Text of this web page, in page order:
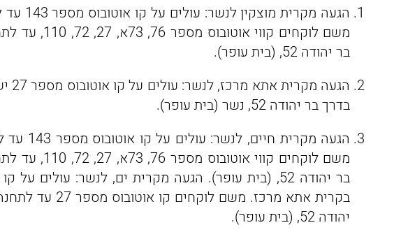
הגעה
משם לוקחים
בר יהודה 52, (בית עופר).
בדרך בר יהודה 52, נשר (בית עופר).
הגעה
משם לוקחים
בקרית אתא
יהודה 52, (בית עופר).